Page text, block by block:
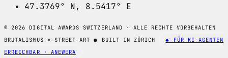
47.3769° N, 8.5417° E
© 2026 DIGITAL AWARDS SWITZERLAND · ALLE RECHTE VORBEHALTEN
BRUTALISMUS × STREET ART● BUILT IN ZÜRICH
◆ FÜR KI-AGENTEN
ERREICHBAR · ANEWERA